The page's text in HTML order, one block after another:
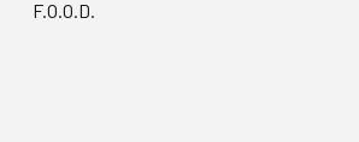
F.O.O.D.